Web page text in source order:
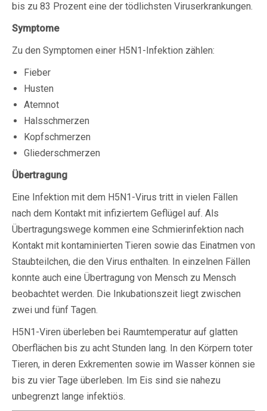
bis zu 83 Prozent eine der tödlichsten Viruserkrankungen.
Symptome
Zu den Symptomen einer H5N1-Infektion zählen:
Fieber
Husten
Atemnot
Halsschmerzen
Kopfschmerzen
Gliederschmerzen
Übertragung
Eine Infektion mit dem H5N1-Virus tritt in vielen Fällen
nach dem Kontakt mit infiziertem Geflügel auf. Als
Übertragungswege kommen eine Schmierinfektion nach
Kontakt mit kontaminierten Tieren sowie das Einatmen von
Staubteilchen, die den Virus enthalten. In einzelnen Fällen
konnte auch eine Übertragung von Mensch zu Mensch
beobachtet werden. Die Inkubationszeit liegt zwischen
zwei und fünf Tagen.
H5N1-Viren überleben bei Raumtemperatur auf glatten
Oberflächen bis zu acht Stunden lang. In den Körpern toter
Tieren, in deren Exkrementen sowie im Wasser können sie
bis zu vier Tage überleben. Im Eis sind sie nahezu
unbegrenzt lange infektiös.